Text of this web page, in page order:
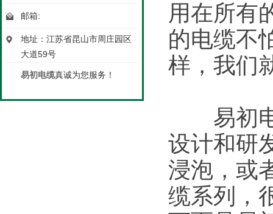
邮箱:
地址：江苏省昆山市周庄园区
大道59号
易初电缆真诚为您服务！
用在所有
的电缆不
样，我们
易初电
设计和研
浸泡，或
缆系列，